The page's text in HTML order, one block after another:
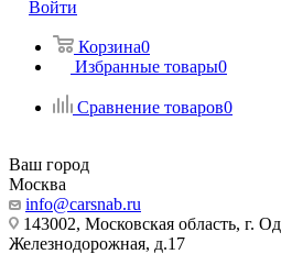
Войти
Корзина0
Избранные товары0
Сравнение товаров0
Ваш город
Москва
info@carsnab.ru
143002, Московская область, г.
Железнодорожная, д.17